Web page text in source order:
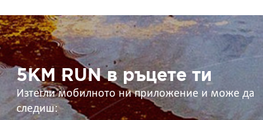
5KM
RUN
в
ръцете
ти 5KM RUN в ръцете ти
Изтегли мобилното ни приложение и може да
следиш: